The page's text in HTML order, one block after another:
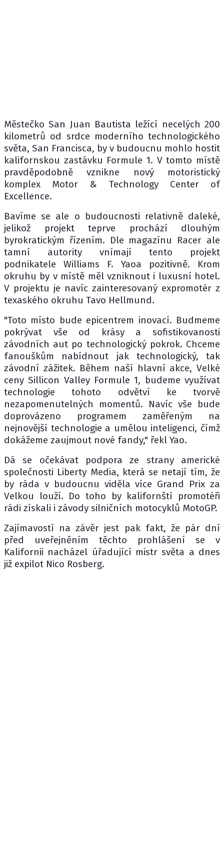
Městečko San Juan Bautista ležící necelých 200
kilometrů od srdce moderního technologického
světa, San Francisca, by v budoucnu mohlo hostit
kalifornskou zastávku Formule 1. V tomto místě
pravděpodobně vznikne nový motoristický
komplex Motor & Technology Center of
Excellence.
Bavíme se ale o budoucnosti relativně daleké,
jelikož projekt teprve prochází dlouhým
byrokratickým řízením. Dle magazínu Racer ale
tamní autority vnímají tento projekt
podnikatele Williams F. Yaoa pozitivně. Krom
okruhu by v místě měl vzniknout i luxusní hotel.
V projektu je navíc zainteresovaný expromotér z
texaského okruhu Tavo Hellmund.
"Toto místo bude epicentrem inovací. Budmeme
pokrývat vše od krásy a sofistikovanosti
závodních aut po technologický pokrok. Chceme
fanouškům nabídnout jak technologický, tak
závodní zážitek. Během naší hlavní akce, Velké
ceny Sillicon Valley Formule 1, budeme využívat
technologie tohoto odvětví ke tvorvě
nezapomenutelných momentů. Navíc vše bude
doprovázeno programem zaměřeným na
nejnovější technologie a umělou inteligenci, čímž
dokážeme zaujmout nové fandy," řekl Yao.
Dá se očekávat podpora ze strany americké
společnosti Liberty Media, která se netají tím, že
by ráda v budoucnu viděla více Grand Prix za
Velkou louží. Do toho by kalifornští promotéři
rádi získali i závody silničních motocyklů MotoGP.
Zajímavostí na závěr jest pak fakt, že pár dní
před uveřejněním těchto prohlášení se v
Kalifornii nacházel úřadující mistr světa a dnes
již expilot Nico Rosberg.